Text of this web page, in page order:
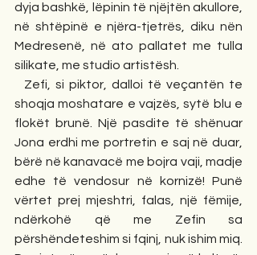
dyja bashkë, lëpinin të njëjtën akullore,
në shtëpinë e njëra-tjetrës, diku nën
Medresenë, në ato pallatet me tulla
silikate, me studio artistësh.
shoqja moshatare e vajzës, sytë blu e
flokët brunë. Një pasdite të shënuar
Jona erdhi me portretin e saj në duar,
bërë në kanavacë me bojra vaji, madje
edhe të vendosur në kornizë! Punë
vërtet prej mjeshtri, falas, një fëmije,
ndërkohë që me Zefin sa
përshëndeteshim si fqinj, nuk ishim miq.